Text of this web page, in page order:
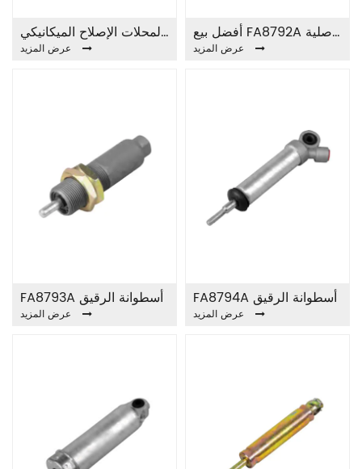
مناسبة لمحلات الإصلاح الميكانيكي FA8791A SLAVE CYLINDER
عرض المزيد
أفضل بيع FA8792A أسطوانة الرقيق الأصلية
عرض المزيد
FA8793A أسطوانة الرقيق
عرض المزيد
FA8794A أسطوانة الرقيق
عرض المزيد